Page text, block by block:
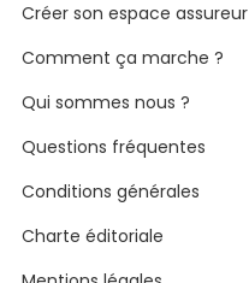
Créer son espace assureur
Comment ça marche ?
Qui sommes nous ?
Questions fréquentes
Conditions générales
Charte éditoriale